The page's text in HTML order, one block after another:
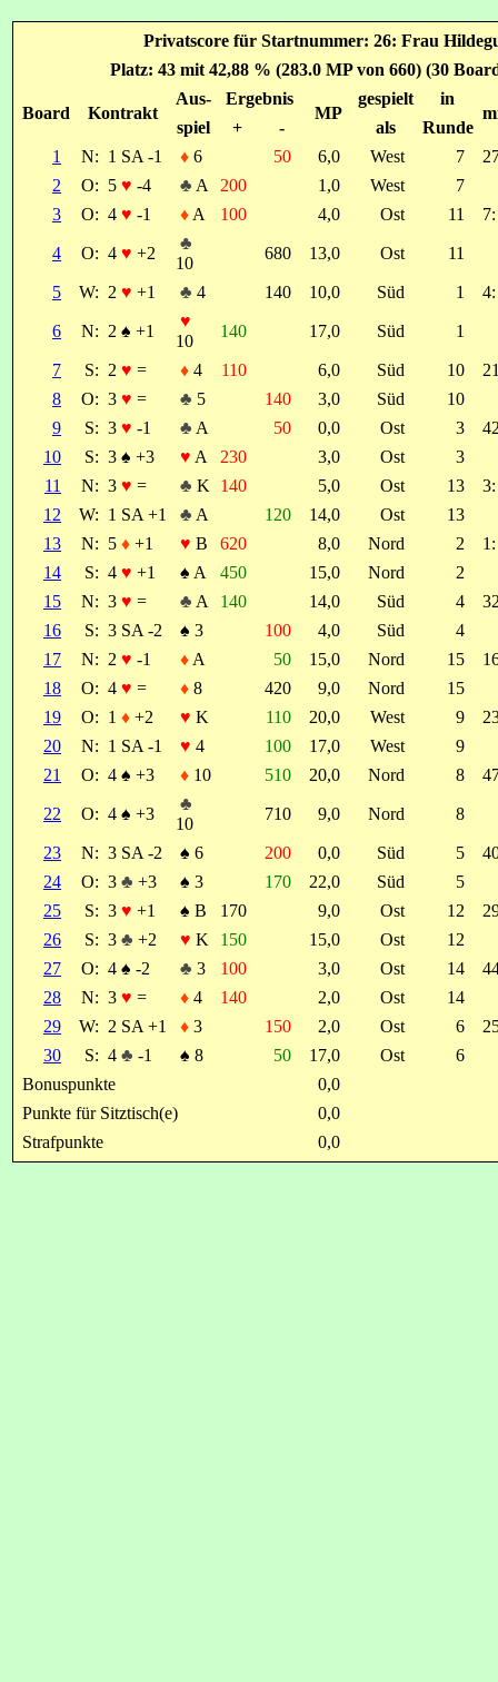
Privatscore für Startnummer: 26: Frau
Platz: 43 mit 42,88 % (283.0 MP von 660) (30
Board Kontrakt
Aus- Ergebnis
MP
gespielt in
spiel + - als
Runde
1
N: 1 SA -1 ♦ 6 50 6,0 West 7
2
O: 5 ♥ -4 ♣ A 200 1,0 West
7
3
O: 4 ♥ -1 ♦ A 100 4,0 Ost 11
4 O: 4 ♥ +2
♣
10
680 13,0 Ost 11
5 W: 2 ♥ +1 ♣ 4 140 10,0 Süd 1
6 N: 2 ♠ +1
♥
10
140 17,0 Süd 1
7 S: 2 ♥ = ♦ 4 110 6,0 Süd 10
8
O: 3 ♥ = ♣ 5 140 3,0 Süd
10
9
S: 3 ♥ -1 ♣ A 50 0,0 Ost 3
10
S: 3 ♠ +3 ♥ A 230 3,0 Ost
3
11
N: 3 ♥ = ♣ K 140 5,0 Ost 13
12
W: 1 SA +1 ♣ A 120 14,0 Ost
13
13
N: 5 ♦ +1 ♥ B 620 8,0 Nord 2
14
S: 4 ♥ +1 ♠ A 450 15,0 Nord
2
15
N: 3 ♥ = ♣ A 140 14,0 Süd 4
16
S: 3 SA -2 ♠ 3 100 4,0 Süd
4
17
N: 2 ♥ -1 ♦ A 50 15,0 Nord 15
18
O: 4 ♥ = ♦ 8 420 9,0 Nord
15
19
O: 1 ♦ +2 ♥ K 110 20,0 West 9
20
N: 1 SA -1 ♥ 4 100 17,0 West
9
21
O: 4 ♠ +3 ♦ 10 510 20,0 Nord 8
22 O: 4 ♠ +3
♣
10
710 9,0 Nord 8
23 N: 3 SA -2 ♠ 6 200 0,0 Süd 5
24
O: 3 ♣ +3 ♠ 3 170 22,0 Süd
5
25
S: 3 ♥ +1 ♠ B 170 9,0 Ost 12
26
S: 3 ♣ +2 ♥ K 150 15,0 Ost
12
27
O: 4 ♠ -2 ♣ 3 100 3,0 Ost 14
28
N: 3 ♥ = ♦ 4 140 2,0 Ost
14
29
W: 2 SA +1 ♦ 3 150 2,0 Ost 6
30
S: 4 ♣ -1 ♠ 8 50 17,0 Ost
6
Bonuspunkte
0,0
Punkte für Sitztisch(e)
0,0
Strafpunkte
0,0